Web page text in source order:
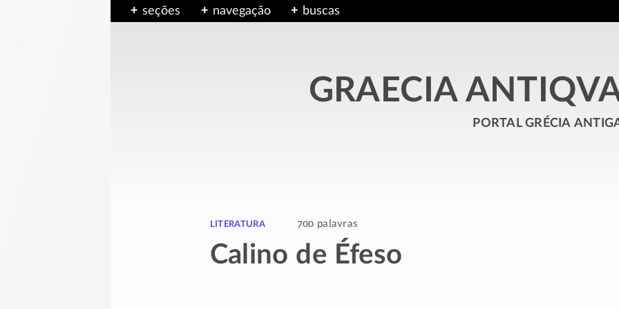
seções navegação buscas
GRAECIA
portal grécia
literatura 700 palavras
Calino de Éfeso